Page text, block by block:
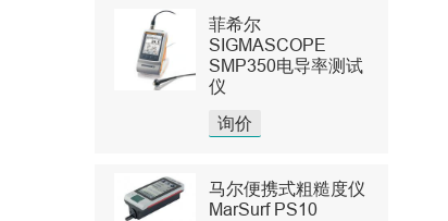
菲希尔
SIGMASCOPE
SMP350电导率测试
仪
询价
马尔便携式粗糙度仪
MarSurf PS10